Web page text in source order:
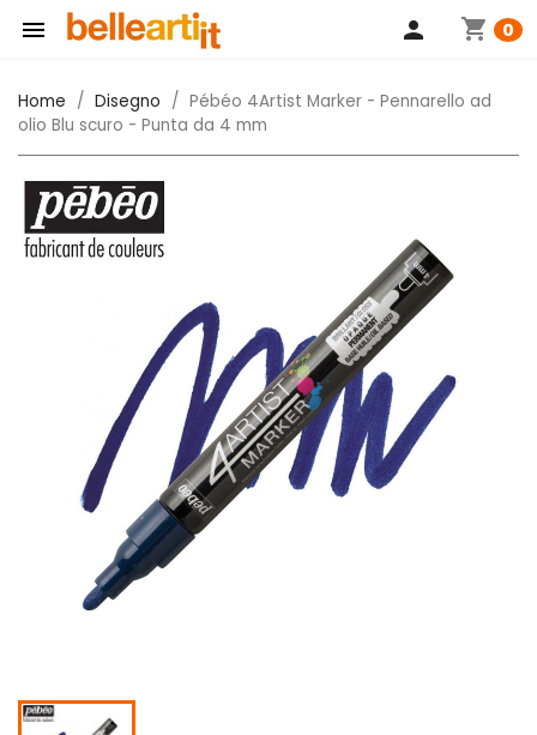
 shopping_cart 0
person
Home Disegno
Pébéo 4Artist Marker - Pennarello ad
olio Blu scuro - Punta da 4 mm